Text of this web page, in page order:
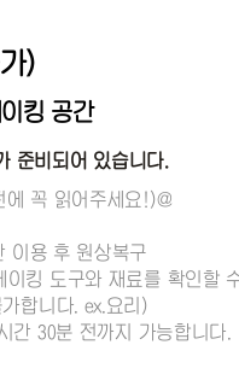
)
킹 공간
준비되어 있습니다.
에 꼭 읽어주세요!)@
이용 후 원상복구
킹 도구와 재료를 확인할
합니다. ex.요리)
간 30분 전까지 가능합니다.